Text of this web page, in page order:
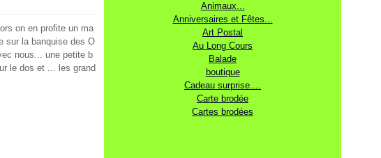
on en profite un ma
sur la banquise des O
nous... une petite b
le dos et ... les grand
Animaux...
Anniversaires et Fêtes...
Art Postal
Au Long Cours
Balade
boutique
Cadeau surprise....
Carte brodée
Cartes brodées